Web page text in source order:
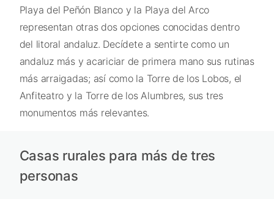
Playa del Peñón Blanco y la Playa del Arco
representan otras dos opciones conocidas dentro
del litoral andaluz. Decídete a sentirte como un
andaluz más y acariciar de primera mano sus rutinas
más arraigadas; así como la Torre de los Lobos, el
Anfiteatro y la Torre de los Alumbres, sus tres
monumentos más relevantes.
Casas rurales para más de tres
personas